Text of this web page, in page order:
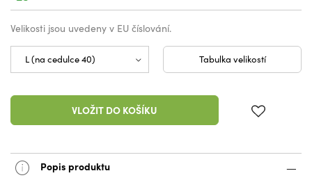
Velikosti jsou uvedeny v EU číslování.
Tabulka velikostí
VLOŽIT DO KOŠÍKU
Popis produktu